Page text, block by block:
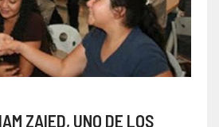
ZAIED, UNO DE LOS